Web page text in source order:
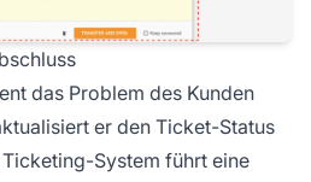
das Problem des Kunden
er den Ticket-Status
Ticketing-System führt eine